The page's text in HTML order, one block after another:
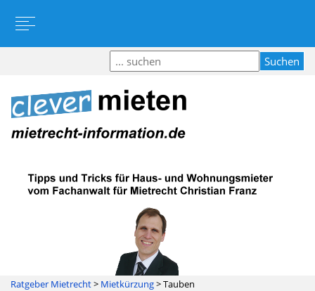
Ratgeber Mietrecht> Mietkürzung>Tauben